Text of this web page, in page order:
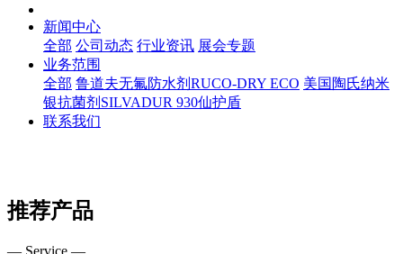
新闻中心
全部 公司动态 行业资讯 展会专题
业务范围
全部 鲁道夫无氟防水剂RUCO-DRY ECO 美国陶氏纳米
银抗菌剂SILVADUR 930仙护盾
联系我们
推荐产品
— Service —